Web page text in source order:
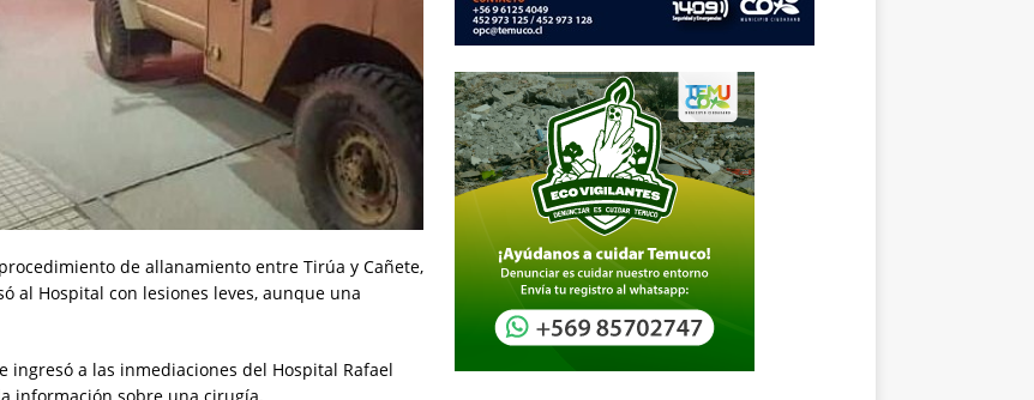
de allanamiento entre Tirúa y Cañete,
al Hospital con lesiones leves, aunque una
ingresó a las inmediaciones del Hospital Rafael
información sobre una cirugía.